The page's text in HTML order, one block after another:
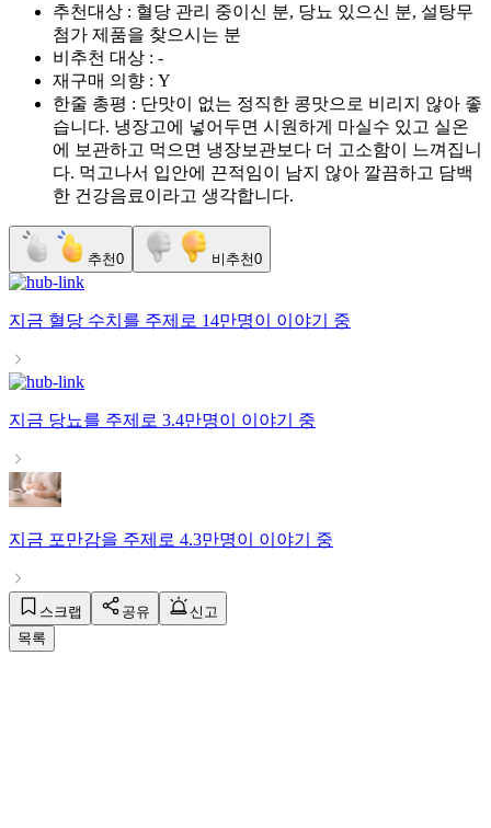
추천대상 : 혈당 관리 중이신 분, 당뇨 있으신 분, 설탕무
첨가 제품을 찾으시는 분
비추천 대상 : -
재구매 의향 : Y
한줄 총평 : 단맛이 없는 정직한 콩맛으로 비리지 않아 좋
습니다. 냉장고에 넣어두면 시원하게 마실수 있고 실온
에 보관하고 먹으면 냉장보관보다 더 고소함이 느껴집니
다. 먹고나서 입안에 끈적임이 남지 않아 깔끔하고 담백
한 건강음료이라고 생각합니다.
추천0 비추천0
지금 혈당 수치 를 주제로 14만명이 이야기 중
지금 당뇨를 주제로 3.4만명이 이야기 중
지금 포만감을 주제로 4.3만명이 이야기 중
스크랩 공유
신고
목록